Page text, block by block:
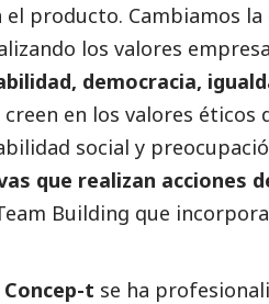
producto. Cambiamos
los valores
democracia,
en los valores éticos
social y
que realizan acciones
Building que
Concep-t se ha